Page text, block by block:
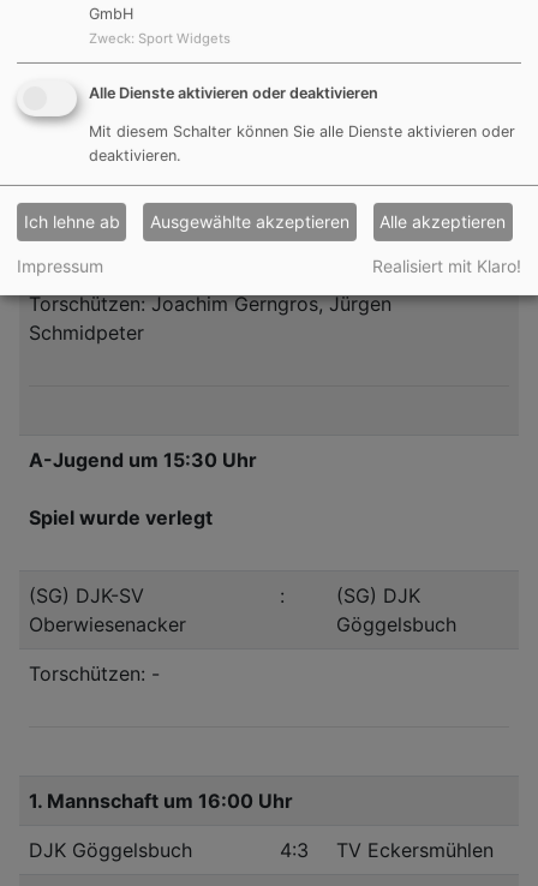
Verlegt auf Dienstag den 17.10 um 17:15 Uhr
DJK Göggelsbuch II 2:3
TSV
Meckenhausen II
Torschützen: Joachim Gerngros, Jürgen
Schmidpeter
A-Jugend um 15:30 Uhr
Spiel wurde verlegt
(SG) DJK-SV
Oberwiesenacker
:
(SG) DJK
Göggelsbuch
Torschützen: -
1. Mannschaft um 16:00 Uhr
DJK Göggelsbuch 4:3 TV Eckersmühlen
GmbH
Zweck: Sport Widgets
Alle Dienste aktivieren oder deaktivieren
Mit diesem Schalter können Sie alle Dienste aktivieren oder
deaktivieren.
Ich lehne ab Ausgewählte akzeptieren Alle akzeptieren
Impressum Realisiert mit Klaro!